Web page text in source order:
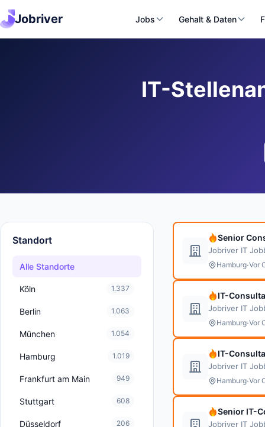
Jobriver Jobs Gehalt & Daten
IT-
Standort
Alle Standorte
Köln 1.337
Berlin 1.063
München 1.054
Hamburg 1.019
Frankfurt am Main 949
Stuttgart 608
Düsseldorf 206
Senior
Jobriver IT
Hamburg·Vor
IT-
Jobriver IT
Hamburg·Vor
IT-
Jobriver IT
Hamburg·Vor
Senior IT-
Jobriver IT